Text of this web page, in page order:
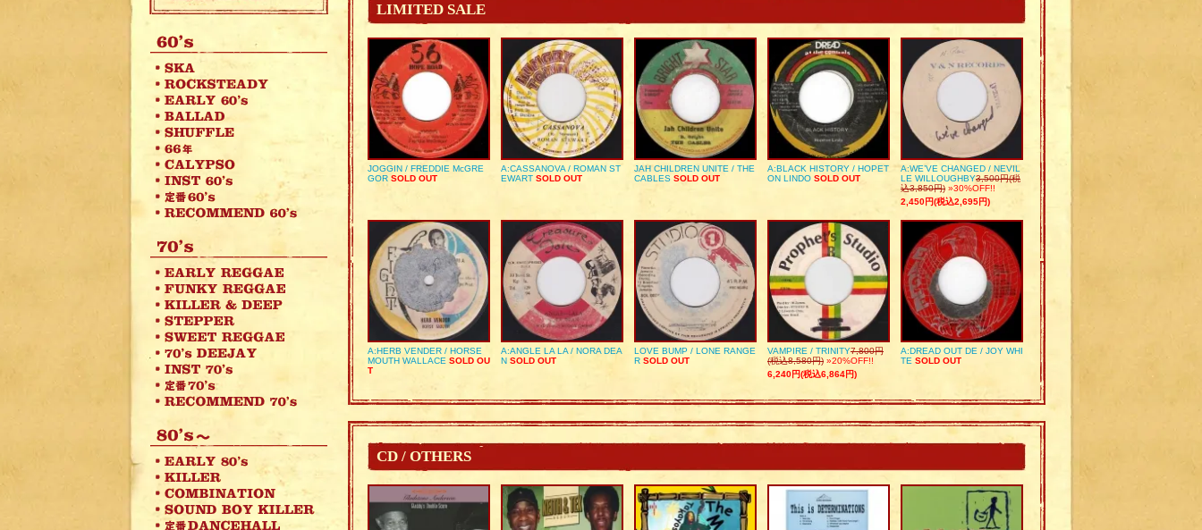
LIMITED SALE
JOGGIN / FREDDIE McGRE
GOR SOLD OUT
A:CASSANOVA / ROMAN ST
EWART SOLD OUT
JAH CHILDREN UNITE / THE
CABLES SOLD OUT
A:BLACK HISTORY / HOPET
ON LINDO SOLD OUT
A:WE’VE CHANGED / NEVIL
LE WILLOUGHBY3,500円(税
込3,850円) »30%OFF!!
2,450円(税込2,695円)
A:HERB VENDER / HORSE
MOUTH WALLACE SOLD OU
T
A:ANGLE LA LA / NORA DEA
N SOLD OUT
LOVE BUMP / LONE RANGE
R SOLD OUT
VAMPIRE / TRINITY7,800円
(税込8,580円) »20%OFF!!
6,240円(税込6,864円)
A:DREAD OUT DE / JOY WHI
TE SOLD OUT
CD / OTHERS